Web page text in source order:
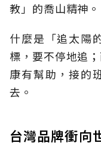
教」的喬山精神。
什麼是「追太陽
標，要不停地追
康有幫助，接的
去。
台灣品牌衝向